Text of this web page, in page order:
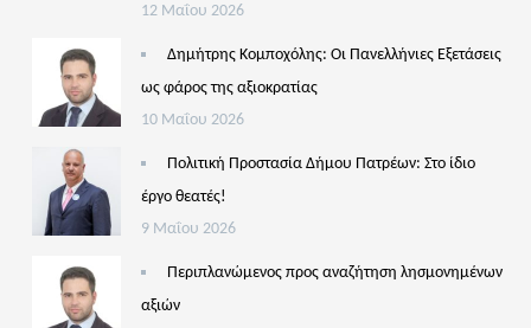
12 Μαΐου 2026
Δημήτρης Κομποχόλης: Οι Πανελλήνιες Εξετάσεις
ως φάρος της αξιοκρατίας
10 Μαΐου 2026
Πολιτική Προστασία Δήμου Πατρέων: Στο ίδιο
έργο θεατές!
9 Μαΐου 2026
Περιπλανώμενος προς αναζήτηση λησμονημένων
αξιών